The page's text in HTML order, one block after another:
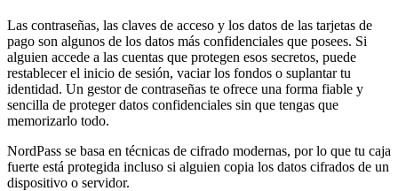
Las contraseñas, las claves de acceso y los datos de las tarjetas de
pago son algunos de los datos más confidenciales que posees. Si
alguien accede a las cuentas que protegen esos secretos, puede
restablecer el inicio de sesión, vaciar los fondos o suplantar tu
identidad. Un gestor de contraseñas te ofrece una forma fiable y
sencilla de proteger datos confidenciales sin que tengas que
memorizarlo todo.
NordPass se basa en técnicas de cifrado modernas, por lo que tu caja
fuerte está protegida incluso si alguien copia los datos cifrados de un
dispositivo o servidor.